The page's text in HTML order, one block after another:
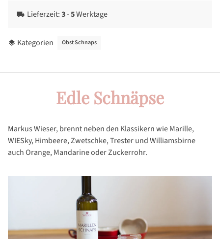
local_shipping Lieferzeit:3-5Werktage
layers Kategorien Obst Schnaps
Edle Schnäpse
Markus Wieser, brennt neben den Klassikern wie Marille,
WIESky, Himbeere, Zwetschke, Trester und Williamsbirne
auch Orange, Mandarine oder Zuckerrohr.